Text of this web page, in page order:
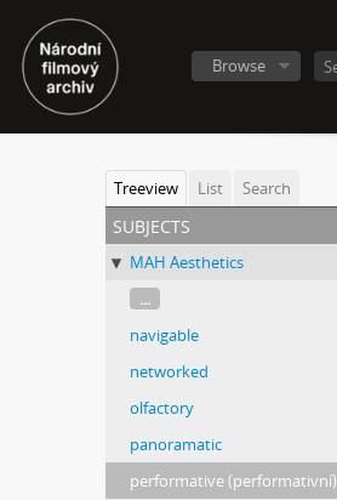
Browse
Treeview List Search
subjects
MAH Aesthetics
...
navigable
networked
olfactory
panoramatic
performative (performativní)